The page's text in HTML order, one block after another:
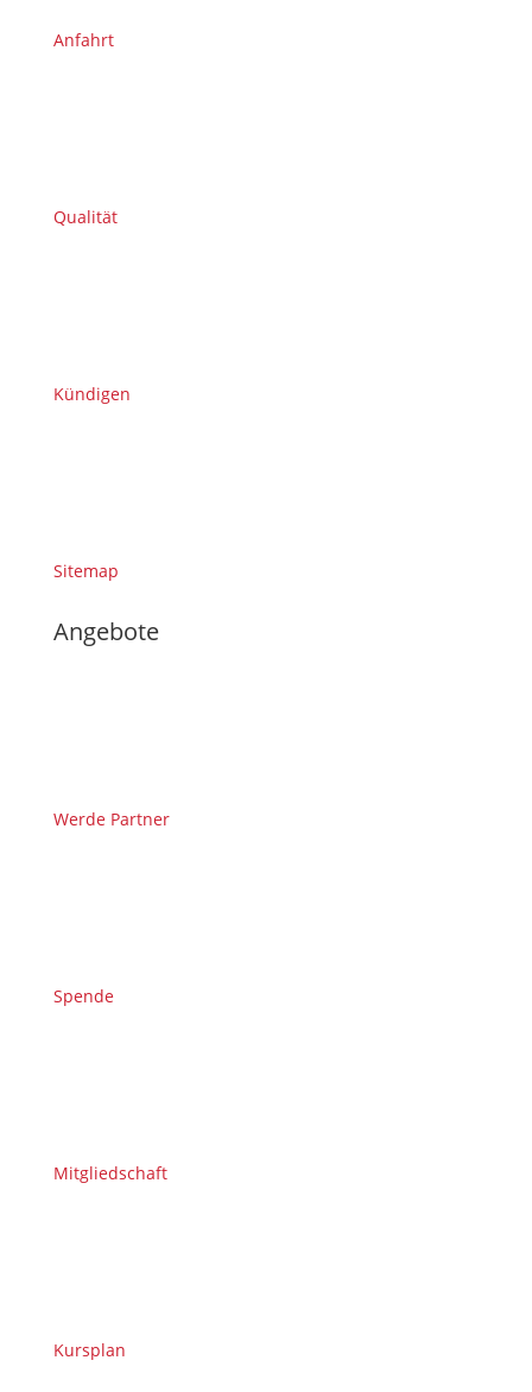
Anfahrt
Qualität
Kündigen
Sitemap
Angebote
Werde Partner
Spende
Mitgliedschaft
Kursplan